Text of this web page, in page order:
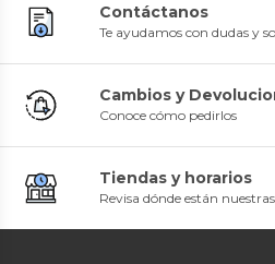
Contáctanos
Te ayudamos con dudas y
Cambios y
Conoce cómo pedirlos
Tiendas y horarios
Revisa dónde están